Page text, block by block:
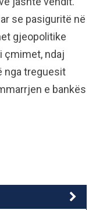
se pasiguritë në
gjeopolitike
çmimet, ndaj
nga treguesit
e bankës